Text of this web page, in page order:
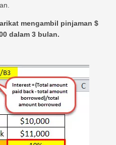
mengambil pinjaman $
dalam 3 bulan.